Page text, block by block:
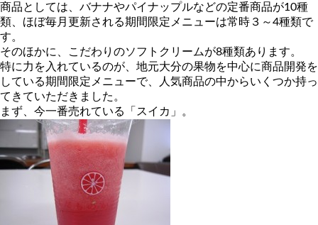
商品としては、バナナやパイナップルなどの定番商品が10種
類、ほぼ毎月更新される期間限定メニューは常時３～4種類で
す。
そのほかに、こだわりのソフトクリームが8種類あります。
特に力を入れているのが、地元大分の果物を中心に商品開発を
している期間限定メニューで、人気商品の中からいくつか持っ
てきていただきました。
まず、今一番売れている「スイカ」。